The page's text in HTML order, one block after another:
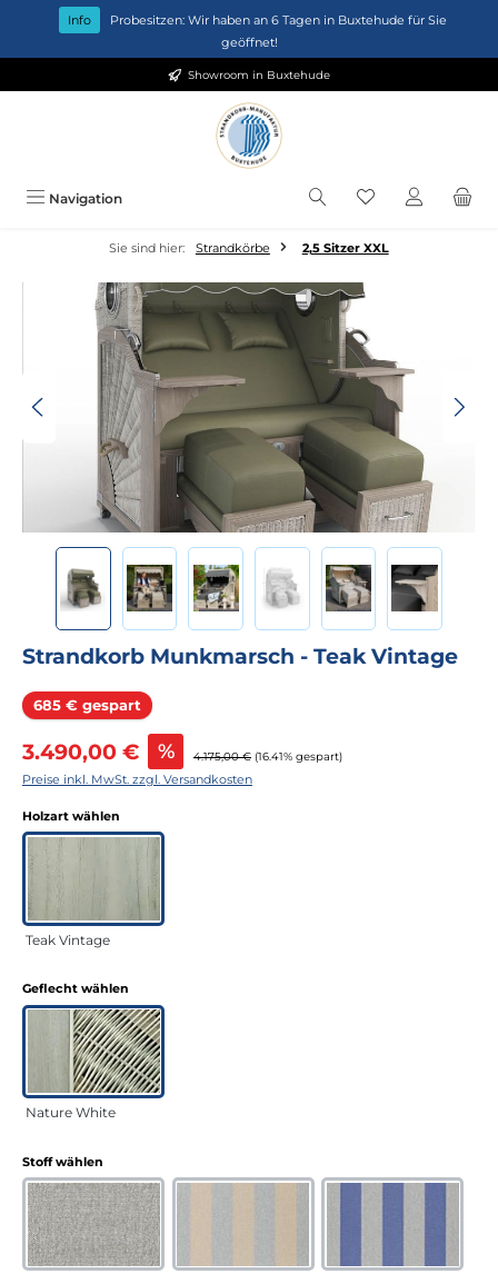
Zum Hauptinhalt springen
Info
Probesitzen: Wir haben an 6 Tagen in Buxtehude für Sie
geöffnet!
Showroom in Buxtehude
Navigation Du hast 0
Sie sind hier: Strandkörbe 2,5 Sitzer XXL
Bildergalerie überspringen
Strandkorb Munkmarsch - Teak Vintage
685 € gespart Rabatt
Verkaufspreis:
3.490,00 € % Regulärer Preis:
4.175,00 € (16.41% gespart)
Preise inkl. MwSt. zzgl. Versandkosten
Holzart wählen
Teak Vintage
Geflecht wählen
Nature White
Stoff wählen